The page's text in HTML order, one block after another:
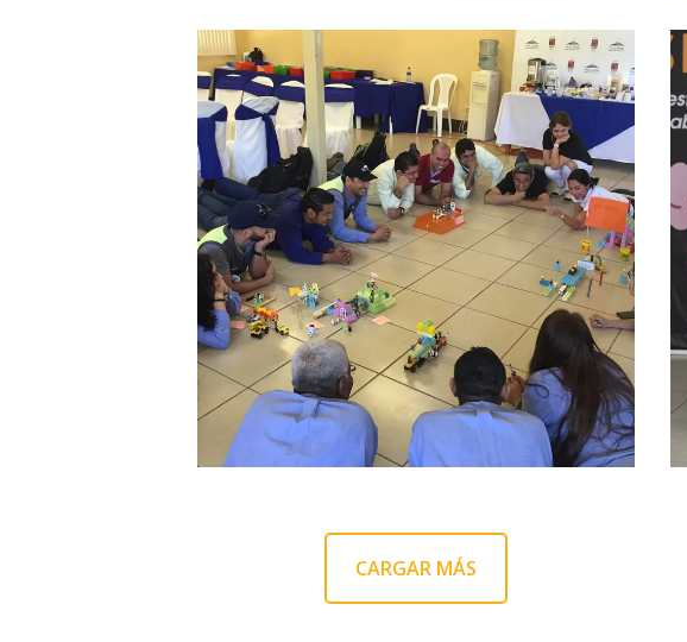
05/12/2017
Polaris Energy Nicaragua
fortalece el liderazgo de sus
directivos
CARGAR MÁS